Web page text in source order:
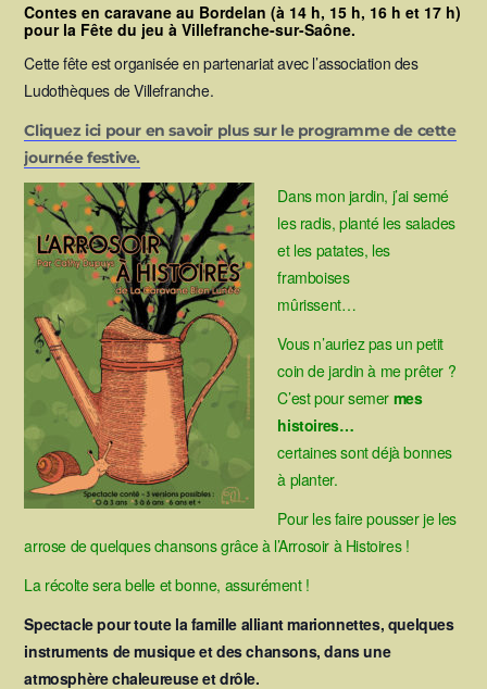
Contes en caravane au Bordelan (à 14 h, 15 h, 16 h et 17 h)
pour la Fête du jeu à Villefranche-sur-Saône.
Cette fête est organisée en partenariat avec l’association des
Ludothèques de Villefranche.
Cliquez ici pour en savoir plus sur le programme de cette
journée festive.
Dans mon jardin, j’ai semé
les radis, planté les salades
et les patates, les
framboises
mûrissent…
Vous n’auriez pas un petit
coin de jardin à me prêter ?
C’est pour semer mes
histoires…
certaines sont déjà bonnes
à planter.
Pour les faire pousser je les
arrose de quelques chansons grâce à l’Arrosoir à Histoires !
La récolte sera belle et bonne, assurément !
Spectacle pour toute la famille alliant marionnettes, quelques
instruments de musique et des chansons, dans une
atmosphère chaleureuse et drôle.